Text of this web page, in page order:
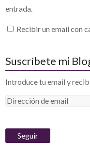
entrada.
Recibir un email con
Suscríbete mi
Introduce tu email y
D